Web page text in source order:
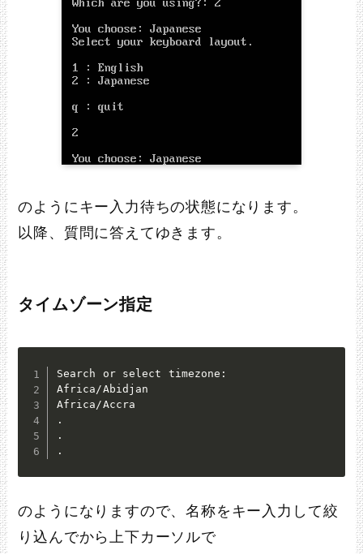
のようにキー入力待ちの状態になります。
以降、質問に答えてゆきます。
タイムゾーン指定
Search or select timezone:
Africa/Abidjan
Africa/Accra
.
.
.
のようになりますので、名称をキー入力して絞
り込んでから上下カーソルで